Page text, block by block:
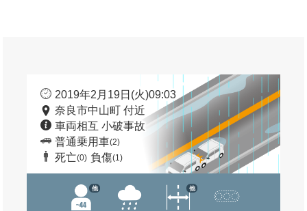
2019年2月19日(火)09:03
奈良市中山町 付近
車両相互 小破事故
普通乗用車(2)
死亡(0) 負傷(1)
他 他